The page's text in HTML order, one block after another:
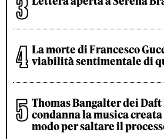
La morte di Francesco
viabilità sentimentale di
Thomas Bangalter dei
condanna la musica creata
modo per saltare il